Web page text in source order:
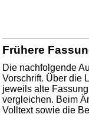
Frühere
Die nachfolgende
Vorschrift. Über die
jeweils alte
vergleichen. Beim
Volltext sowie die